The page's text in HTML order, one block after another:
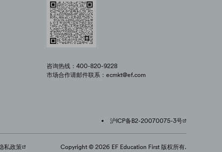
咨询热线：400-820-9228
市场合作请邮件联系：ecmkt@ef.com
沪ICP备B2-20070075-3号
私政策 Copyright © 2026 EF Education First 版权所有.